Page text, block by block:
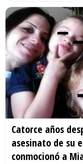
Catorce años
asesinato de su
conmocionó a